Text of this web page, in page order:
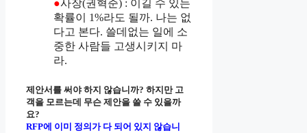
●사장(권혁준) : 이길 수 있는
확률이 1%라도 될까. 나는 없
다고 본다. 쓸데없는 일에 소
중한 사람들 고생시키지 마
라.
제안서를 써야 하지 않습니까? 하지만 고
객을 모르는데 무슨 제안을 쓸 수 있을까
요?
RFP에 이미 정의가 다 되어 있지 않습니